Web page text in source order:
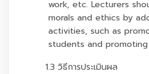
work, etc. Lecturers
morals and ethics by
activities, such as
students and
1.3 วิธีการประเมินผล